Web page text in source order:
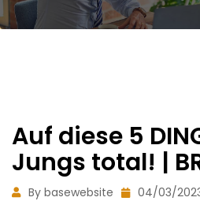
Auf diese 5
Jungs total! |
By basewebsite
04/03/